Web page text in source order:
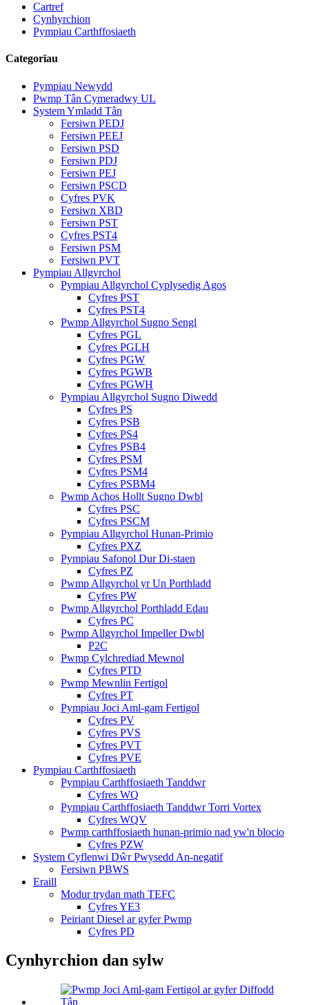
Cartref
Cynhyrchion
Pympiau Carthffosiaeth
Categorïau
Pympiau Newydd
Pwmp Tân Cymeradwy UL
System Ymladd Tân
Fersiwn PEDJ
Fersiwn PEEJ
Fersiwn PSD
Fersiwn PDJ
Fersiwn PEJ
Fersiwn PSCD
Cyfres PVK
Fersiwn XBD
Fersiwn PST
Cyfres PST4
Fersiwn PSM
Fersiwn PVT
Pympiau Allgyrchol
Pympiau Allgyrchol Cyplysedig Agos
Cyfres PST
Cyfres PST4
Pwmp Allgyrchol Sugno Sengl
Cyfres PGL
Cyfres PGLH
Cyfres PGW
Cyfres PGWB
Cyfres PGWH
Pympiau Allgyrchol Sugno Diwedd
Cyfres PS
Cyfres PSB
Cyfres PS4
Cyfres PSB4
Cyfres PSM
Cyfres PSM4
Cyfres PSBM4
Pwmp Achos Hollt Sugno Dwbl
Cyfres PSC
Cyfres PSCM
Pympiau Allgyrchol Hunan-Primio
Cyfres PXZ
Pympiau Safonol Dur Di-staen
Cyfres PZ
Pwmp Allgyrchol yr Un Porthladd
Cyfres PW
Pwmp Allgyrchol Porthladd Edau
Cyfres PC
Pwmp Allgyrchol Impeller Dwbl
P2C
Pwmp Cylchrediad Mewnol
Cyfres PTD
Pwmp Mewnlin Fertigol
Cyfres PT
Pympiau Joci Aml-gam Fertigol
Cyfres PV
Cyfres PVS
Cyfres PVT
Cyfres PVE
Pympiau Carthffosiaeth
Pympiau Carthffosiaeth Tanddwr
Cyfres WQ
Pympiau Carthffosiaeth Tanddwr Torri Vortex
Cyfres WQV
Pwmp carthffosiaeth hunan-primio nad yw'n blocio
Cyfres PZW
System Cyflenwi Dŵr Pwysedd An-negatif
Fersiwn PBWS
Eraill
Modur trydan math TEFC
Cyfres YE3
Peiriant Diesel ar gyfer Pwmp
Cyfres PD
Cynhyrchion dan sylw